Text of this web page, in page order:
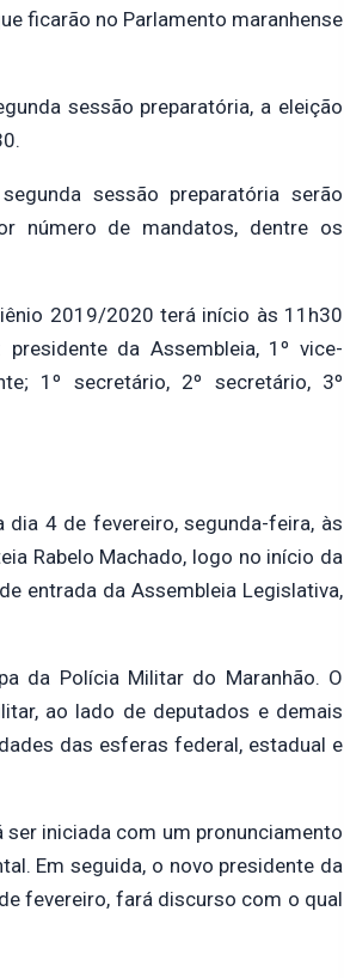
ficarão no Parlamento maranhense
sessão preparatória, a eleição
sessão preparatória serão
número de mandatos, dentre os
2019/2020 terá início às 11h30
da Assembleia, 1º vice-
1º secretário, 2º secretário, 3º
4 de fevereiro, segunda-feira, às
Rabelo Machado, logo no início da
entrada da Assembleia Legislativa,
da Polícia Militar do Maranhão. O
ao lado de deputados e demais
das esferas federal, estadual e
iniciada com um pronunciamento
Em seguida, o novo presidente da
fevereiro, fará discurso com o qual